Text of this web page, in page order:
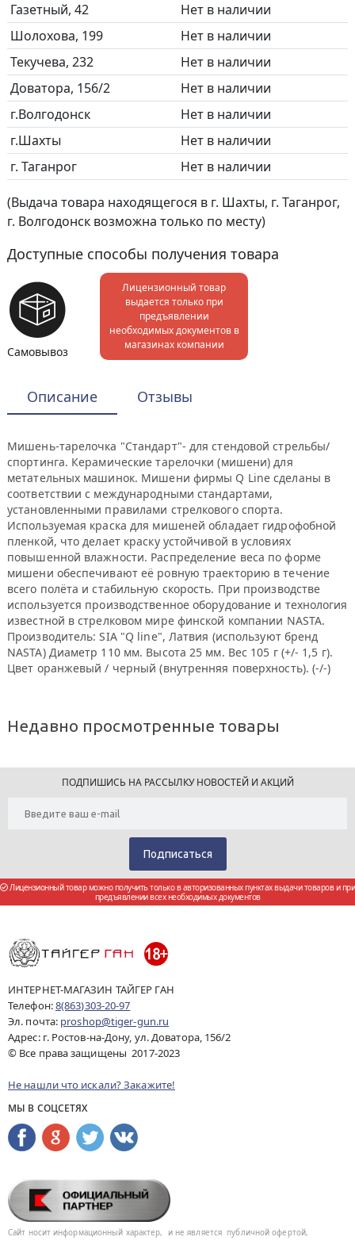
Газетный, 42
Нет в наличии
Шолохова, 199
Нет в наличии
Текучева, 232
Нет в наличии
Доватора, 156/2
Нет в наличии
г.Волгодонск
Нет в наличии
г.Шахты
Нет в наличии
г. Таганрог
Нет в наличии
(Выдача товара находящегося в г. Шахты, г. Таганрог,
г. Волгодонск возможна только по месту)
Доступные способы получения товара
Самовывоз
Лицензионный товар
выдается только при
предъявлении
необходимых документов в
магазинах компании
Описание Отзывы
Мишень-тарелочка "Стандарт"- для стендовой стрельбы/
спортинга. Керамические тарелочки (мишени) для
метательных машинок. Мишени фирмы Q Line сделаны в
соответствии с международными стандартами,
установленными правилами стрелкового спорта.
Используемая краска для мишеней обладает гидрофобной
пленкой, что делает краску устойчивой в условиях
повышенной влажности. Распределение веса по форме
мишени обеспечивают её ровную траекторию в течение
всего полёта и стабильную скорость. При производстве
используется производственное оборудование и технология
известной в стрелковом мире финской компании NASTA.
Производитель: SIA "Q line", Латвия (используют бренд
NASTA) Диаметр 110 мм. Высота 25 мм. Вес 105 г (+/- 1,5 г).
Цвет оранжевый / черный (внутренняя поверхность). (-/-)
Недавно просмотренные товары
ПОДПИШИСЬ НА РАССЫЛКУ НОВОСТЕЙ И АКЦИЙ
Лицензионный товар можно получить только в авторизованных пунктах выдачи товаров и при
предъявлении всех необходимых документов
ИНТЕРНЕТ-МАГАЗИН ТАЙГЕР ГАН
Телефон:8(863)303-20-97
Эл. почта: proshop@tiger-gun.ru
Адрес: г. Ростов-на-Дону, ул. Доватора, 156/2
© Все права защищены 2017-2023
Не нашли что искали? Закажите!
МЫ В СОЦСЕТЯХ
Сайт носит информационный характер, и не является публичной офертой,